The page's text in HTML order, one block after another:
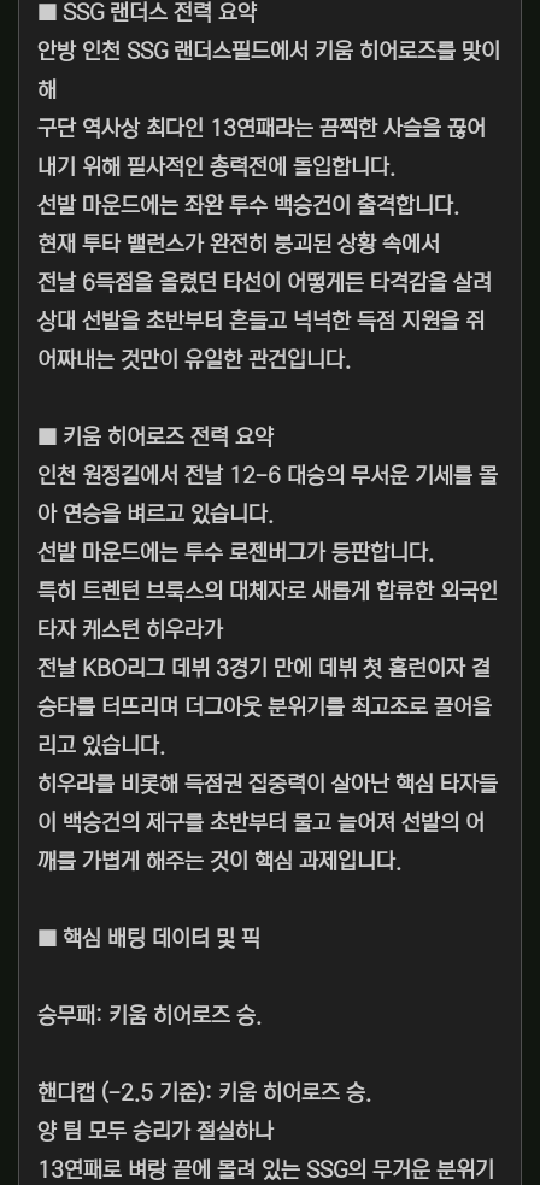
■ SSG 랜더스 전력 요약
안방 인천 SSG 랜더스필드에서 키움 히어로즈를 맞이
해
구단 역사상 최다인 13연패라는 끔찍한 사슬을 끊어
내기 위해 필사적인 총력전에 돌입합니다.
선발 마운드에는 좌완 투수 백승건이 출격합니다.
현재 투타 밸런스가 완전히 붕괴된 상황 속에서
전날 6득점을 올렸던 타선이 어떻게든 타격감을 살려
상대 선발을 초반부터 흔들고 넉넉한 득점 지원을 쥐
어짜내는 것만이 유일한 관건입니다.
■ 키움 히어로즈 전력 요약
인천 원정길에서 전날 12-6 대승의 무서운 기세를 몰
아 연승을 벼르고 있습니다.
선발 마운드에는 투수 로젠버그가 등판합니다.
특히 트렌턴 브룩스의 대체자로 새롭게 합류한 외국인
타자 케스턴 히우라가
전날 KBO리그 데뷔 3경기 만에 데뷔 첫 홈런이자 결
승타를 터뜨리며 더그아웃 분위기를 최고조로 끌어올
리고 있습니다.
히우라를 비롯해 득점권 집중력이 살아난 핵심 타자들
이 백승건의 제구를 초반부터 물고 늘어져 선발의 어
깨를 가볍게 해주는 것이 핵심 과제입니다.
■ 핵심 배팅 데이터 및 픽
승무패: 키움 히어로즈 승.
핸디캡 (-2.5 기준): 키움 히어로즈 승.
양 팀 모두 승리가 절실하나
13연패로 벼랑 끝에 몰려 있는 SSG의 무거운 분위기